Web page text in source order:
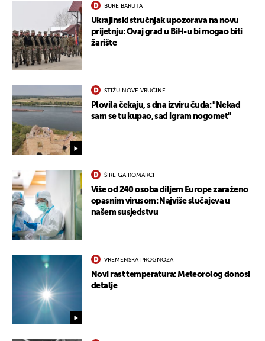
BURE BARUTA
Ukrajinski stručnjak upozorava na novu
prijetnju: Ovaj grad u BiH-u bi mogao biti
žarište
STIŽU NOVE VRUĆINE
Plovila čekaju, s dna izviru čuda: "Nekad
sam se tu kupao, sad igram nogomet"
ŠIRE GA KOMARCI
Više od 240 osoba diljem Europe zaraženo
opasnim virusom: Najviše slučajeva u
našem susjedstvu
VREMENSKA PROGNOZA
Novi rast temperatura: Meteorolog donosi
detalje